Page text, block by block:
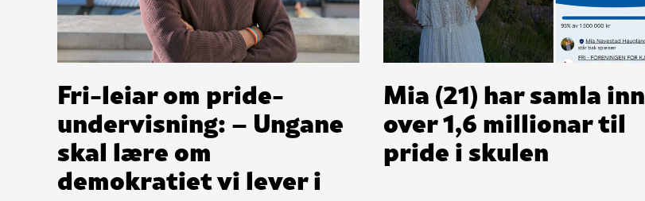
Fri-leiar om pride-
undervisning: – Ungane
skal lære om
demokratiet vi lever i
Mia (21) har samla inn
over 1,6 millionar til
pride i skulen